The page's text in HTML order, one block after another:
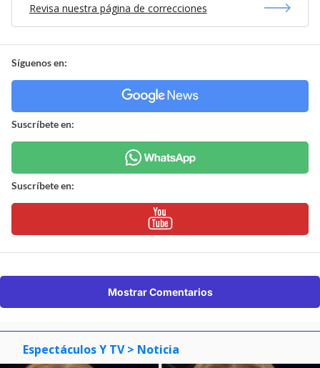
Revisa nuestra página de correcciones
Síguenos en:
Suscríbete en:
Suscríbete en:
Mostrar Comentarios
Espectáculos Y TV > Noticia